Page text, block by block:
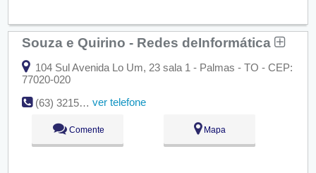
Souza e Quirino - Redes deInformática
104 Sul Avenida Lo Um, 23 sala 1 - Palmas - TO - CEP:
77020-020
(63) 3215-3634
ver telefone
Comente Mapa